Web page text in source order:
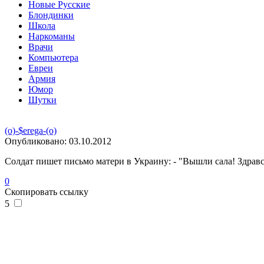
Новые Русские
Блондинки
Школа
Наркоманы
Врачи
Компьютера
Евреи
Армия
Юмор
Шутки
(o)-$erega-(o)
Опубликовано: 03.10.2012
Солдат пишет письмо матери в Украину: - "Вышли сала!
0
Скопировать ссылку
5